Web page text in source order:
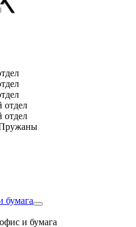
отдел
отдел
бумага
и бумага